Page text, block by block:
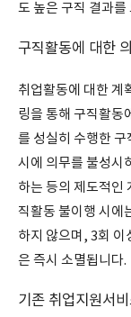
도 높은 구직 결과를
구직활동에 대한
취업활동에 대한 계
링을 통해 구직활동
를 성실히 수행한
시에 의무를 불성시
하는 등의 제도적인
직활동 불이행 시에
하지 않으며, 3회 이
은 즉시 소멸됩니다.
기존 취업지원서